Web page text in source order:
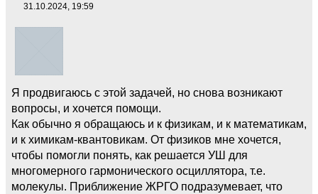
31.10.2024, 19:59
Я продвигаюсь с этой задачей, но снова возникают
вопросы, и хочется помощи.
Как обычно я обращаюсь и к физикам, и к математикам,
и к химикам-квантовикам. От физиков мне хочется,
чтобы помогли понять, как решается УШ для
многомерного гармонического осциллятора, т.е.
молекулы. Приближение ЖРГО подразумевает, что